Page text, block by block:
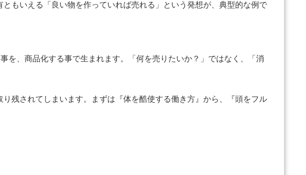
もいえる「良い物を作っていれば売れる」という発想が、典型的な例で
を、商品化する事で生まれます。「何を売りたいか？」ではなく、「消
残されてしまいます。まずは『体を酷使する働き方』から、『頭をフル